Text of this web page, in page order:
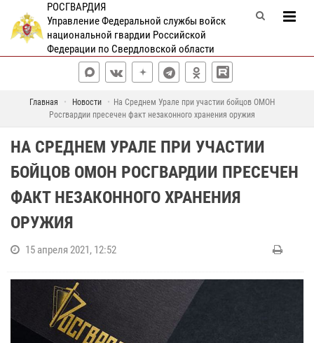
РОСГВАРДИЯ
Управление Федеральной службы войск
национальной гвардии Российской
Федерации по Свердловской области
Главная Новости
На Среднем Урале при участии бойцов ОМОН
Росгвардии пресечен факт незаконного хранения оружия
НА СРЕДНЕМ УРАЛЕ ПРИ УЧАСТИИ
БОЙЦОВ ОМОН РОСГВАРДИИ ПРЕСЕЧЕН
ФАКТ НЕЗАКОННОГО ХРАНЕНИЯ
ОРУЖИЯ
15 апреля 2021, 12:52